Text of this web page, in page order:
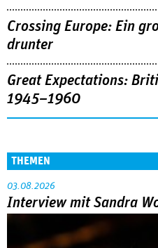
Crossing Europe: Ein
drunter
Great Expectations:
1945–1960
THEMEN
03.08.2026
Interview mit Sandra